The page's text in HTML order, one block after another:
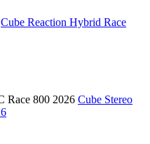
Cube Reaction Hybrid Race
Cube Stereo